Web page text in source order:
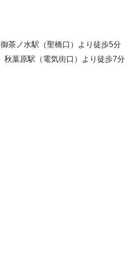
茶ノ水駅（聖橋口）より徒歩5分
葉原駅（電気街口）より徒歩7分